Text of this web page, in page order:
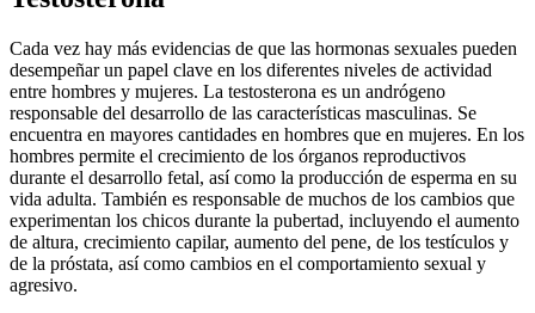
Cada vez hay más evidencias de que las hormonas sexuales pueden
desempeñar un papel clave en los diferentes niveles de actividad
entre hombres y mujeres. La testosterona es un andrógeno
responsable del desarrollo de las características masculinas. Se
encuentra en mayores cantidades en hombres que en mujeres. En los
hombres permite el crecimiento de los órganos reproductivos
durante el desarrollo fetal, así como la producción de esperma en su
vida adulta. También es responsable de muchos de los cambios que
experimentan los chicos durante la pubertad, incluyendo el aumento
de altura, crecimiento capilar, aumento del pene, de los testículos y
de la próstata, así como cambios en el comportamiento sexual y
agresivo.